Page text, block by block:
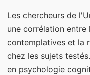
Les chercheurs de
une corrélation
contemplatives et la
chez les sujets
en psychologie